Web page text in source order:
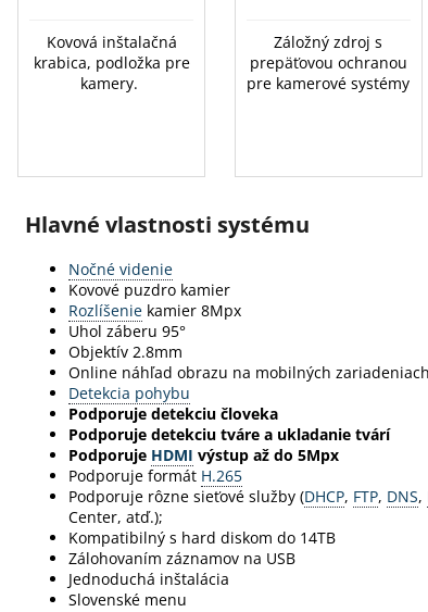
Kovová inštalačná
krabica, podložka pre
kamery.
Záložný zdroj s
prepäťovou ochranou
pre kamerové systémy
Hlavné vlastnosti systému
Nočné videnie
Kovové puzdro kamier
Rozlíšenie kamier 8Mpx
Uhol záberu 95°
Objektív 2.8mm
Online náhľad obrazu na mobilných
Detekcia pohybu
Podporuje detekciu človeka
Podporuje detekciu tváre a ukladanie tvárí
Podporuje HDMI výstup až do 5Mpx
Podporuje formát H.265
Podporuje rôzne sieťové služby (DHCP, FTP, DNS,
Center, atď.);
Kompatibilný s hard diskom do 14TB
Zálohovaním záznamov na USB
Jednoduchá inštalácia
Slovenské menu